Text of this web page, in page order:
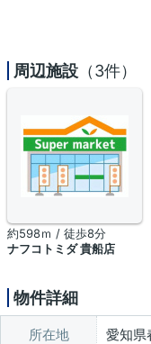
周辺施設 （3件）
約598ｍ / 徒歩8分
ナフコトミダ 貴船店
物件詳細
所在地 愛知県